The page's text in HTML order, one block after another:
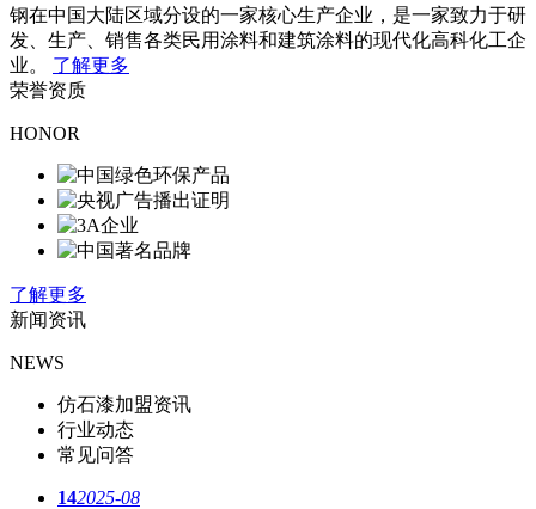
钢在中国大陆区域分设的一家核心生产企业，是一家致力于研
发、生产、销售各类民用涂料和建筑涂料的现代化高科化工企
业。 了解更多
荣誉资质
HONOR
了解更多
新闻资讯
NEWS
仿石漆加盟资讯
行业动态
常见问答
142025-08